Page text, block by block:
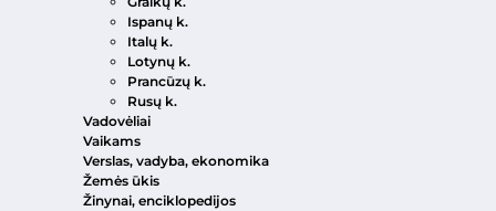
Ispanų k.
Italų k.
Lotynų k.
Prancūzų k.
Rusų k.
Vadovėliai
Vaikams
Verslas, vadyba, ekonomika
Žemės ūkis
Žinynai, enciklopedijos